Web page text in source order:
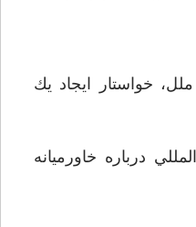
خواستار ايجاد يك
درباره خاورميانه